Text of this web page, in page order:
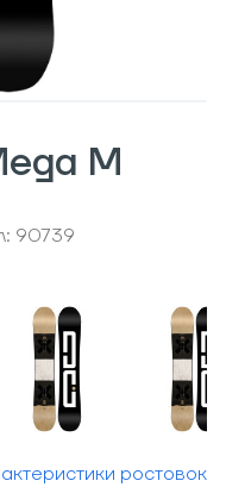
M
90739
ростовок